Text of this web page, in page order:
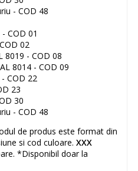
- COD 48
COD 01
02
8019 - COD 08
8014 - COD 09
COD 22
23
30
- COD 48
de produs este format din
si cod culoare. XXX
*Disponibil doar la